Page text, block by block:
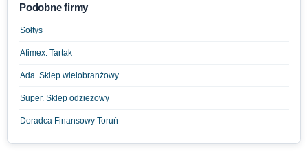
Podobne firmy
Sołtys
Afimex. Tartak
Ada. Sklep wielobranżowy
Super. Sklep odzieżowy
Doradca Finansowy Toruń